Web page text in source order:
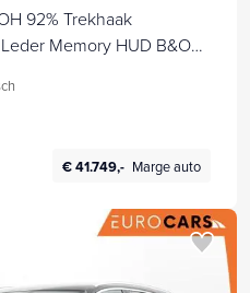
92% Trekhaak
Memory HUD B&O
€ 41.749,- Marge auto